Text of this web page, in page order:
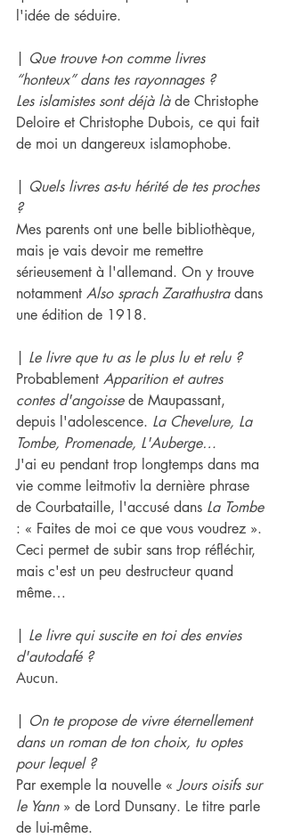
l'idée de séduire.
| Que trouve t-on comme livres
“honteux” dans tes rayonnages ?
Les islamistes sont déjà là de Christophe
Deloire et Christophe Dubois, ce qui fait
de moi un dangereux islamophobe.
| Quels livres as-tu hérité de tes proches
?
Mes parents ont une belle bibliothèque,
mais je vais devoir me remettre
sérieusement à l'allemand. On y trouve
notamment Also sprach Zarathustra dans
une édition de 1918.
| Le livre que tu as le plus lu et relu ?
Probablement Apparition et autres
contes d'angoisse de Maupassant,
depuis l'adolescence. La Chevelure, La
Tombe, Promenade, L'Auberge…
J'ai eu pendant trop longtemps dans ma
vie comme leitmotiv la dernière phrase
de Courbataille, l'accusé dans La Tombe
: « Faites de moi ce que vous voudrez ».
Ceci permet de subir sans trop réfléchir,
mais c'est un peu destructeur quand
même…
| Le livre qui suscite en toi des envies
d'autodafé ?
Aucun.
| On te propose de vivre éternellement
dans un roman de ton choix, tu optes
pour lequel ?
Par exemple la nouvelle « Jours oisifs sur
le Yann » de Lord Dunsany. Le titre parle
de lui-même.